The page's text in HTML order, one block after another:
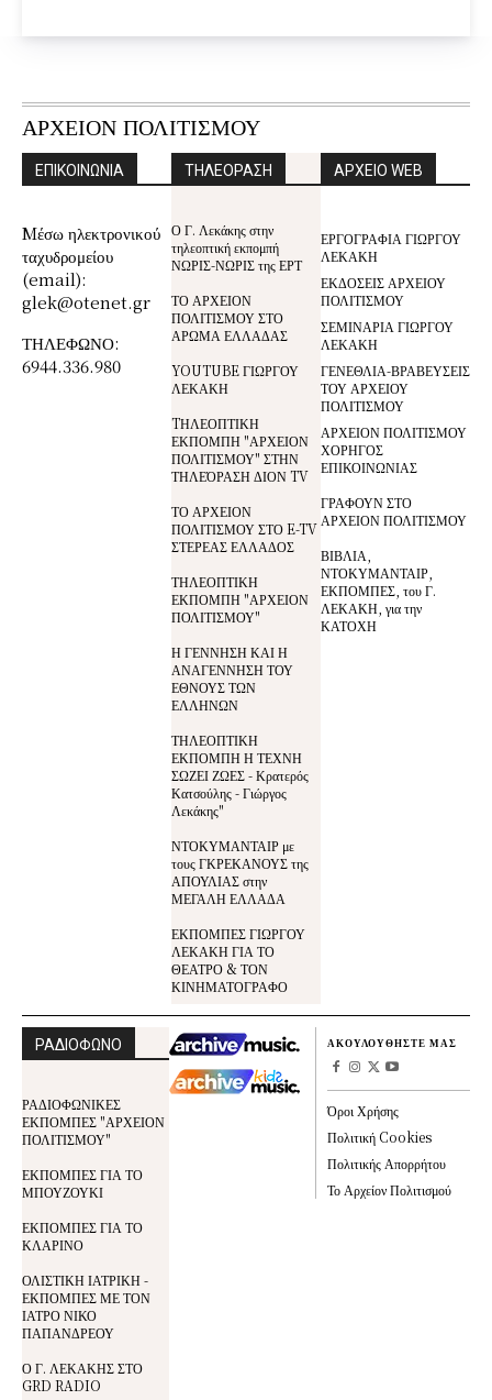
ΑΡΧΕΙΟΝ ΠΟΛΙΤΙΣΜΟΥ
ΕΠΙΚΟΙΝΩΝΙΑ
Mέσω ηλεκτρονικού
ταχυδρομείου
(email):
glek@otenet.gr
ΤΗΛΕΦΩΝΟ:
6944.336.980
ΤΗΛΕΟΡΑΣΗ
Ο Γ. Λεκάκης στην
τηλεοπτική εκπομπή
ΝΩΡΙΣ-ΝΩΡΙΣ της ΕΡΤ
ΤΟ ΑΡΧΕΙΟΝ
ΠΟΛΙΤΙΣΜΟΥ ΣΤΟ
ΑΡΩΜΑ ΕΛΛΑΔΑΣ
YOUTUBE ΓΙΩΡΓΟΥ
ΛΕΚΑΚΗ
TΗΛΕΟΠΤΙΚΗ
ΕΚΠΟΜΠΗ "ΑΡΧΕΙΟΝ
ΠΟΛΙΤΙΣΜΟΥ" ΣΤΗΝ
ΤΗΛΕΌΡΑΣΗ ΔΙΟΝ TV
ΤΟ ΑΡΧΕΙΟΝ
ΠΟΛΙΤΙΣΜΟΥ ΣΤΟ E-TV
ΣΤΕΡΕΑΣ ΕΛΛΑΔΟΣ
ΤΗΛΕΟΠΤΙΚΗ
ΕΚΠΟΜΠΗ "ΑΡΧΕΙΟΝ
ΠΟΛΙΤΙΣΜΟΥ"
Η ΓΕΝΝΗΣΗ ΚΑΙ Η
ΑΝΑΓΕΝΝΗΣΗ ΤΟΥ
ΕΘΝΟΥΣ ΤΩΝ
ΕΛΛΗΝΩΝ
ΤΗΛΕΟΠΤΙΚΗ
ΕΚΠΟΜΠΗ Η ΤΕΧΝΗ
ΣΩΖΕΙ ΖΩΕΣ - Κρατερός
Κατσούλης - Γιώργος
Λεκάκης"
ΝΤΟΚΥΜΑΝΤΑΙΡ με
τους ΓΚΡΕΚΑΝΟΥΣ της
ΑΠΟΥΛΙΑΣ στην
ΜΕΓΑΛΗ ΕΛΛΑΔΑ
ΕΚΠΟΜΠΕΣ ΓΙΩΡΓΟΥ
ΛΕΚΑΚΗ ΓΙΑ ΤΟ
ΘΕΑΤΡΟ & ΤΟΝ
ΚΙΝΗΜΑΤΟΓΡΑΦΟ
ΑΡΧΕΙΟ WEB
ΕΡΓΟΓΡΑΦΙΑ ΓΙΩΡΓΟΥ
ΛΕΚΑΚΗ
ΕΚΔΟΣΕΙΣ ΑΡΧΕΙΟΥ
ΠΟΛΙΤΙΣΜΟΥ
ΣΕΜΙΝΑΡΙΑ ΓΙΩΡΓΟΥ
ΛΕΚΑΚΗ
ΓΕΝΕΘΛΙΑ-ΒΡΑΒΕΥΣΕΙΣ
ΤΟΥ ΑΡΧΕΙΟΥ
ΠΟΛΙΤΙΣΜΟΥ
ΑΡΧΕΙΟΝ ΠΟΛΙΤΙΣΜΟΥ
ΧΟΡΗΓΟΣ
ΕΠΙΚΟΙΝΩΝΙΑΣ
ΓΡΑΦΟΥΝ ΣΤΟ
ΑΡΧΕΙΟΝ ΠΟΛΙΤΙΣΜΟΥ
ΒΙΒΛΙΑ,
ΝΤΟΚΥΜΑΝΤΑΙΡ,
ΕΚΠΟΜΠΕΣ, του Γ.
ΛΕΚΑΚΗ, για την
ΚΑΤΟΧΗ
ΡΑΔΙΟΦΩΝΟ
ΡΑΔΙΟΦΩΝΙΚΕΣ
ΕΚΠΟΜΠΕΣ "ΑΡΧΕΙΟΝ
ΠΟΛΙΤΙΣΜΟΥ"
ΕΚΠΟΜΠΕΣ ΓΙΑ ΤΟ
ΜΠΟΥΖΟΥΚΙ
ΕΚΠΟΜΠΕΣ ΓΙΑ ΤΟ
ΚΛΑΡΙΝΟ
ΟΛΙΣΤΙΚΗ ΙΑΤΡΙΚΗ -
ΕΚΠΟΜΠΕΣ ΜΕ ΤΟΝ
ΙΑΤΡΟ ΝΙΚΟ
ΠΑΠΑΝΔΡΕΟΥ
Ο Γ. ΛΕΚΑΚΗΣ ΣΤΟ
GRD RADIO
ΑΚΟΥΛΟΥΘΗΣΤΕ ΜΑΣ
Όροι Χρήσης
Πολιτική Cookies
Πολιτικής Απορρήτου
Το Αρχείον Πολιτισμού